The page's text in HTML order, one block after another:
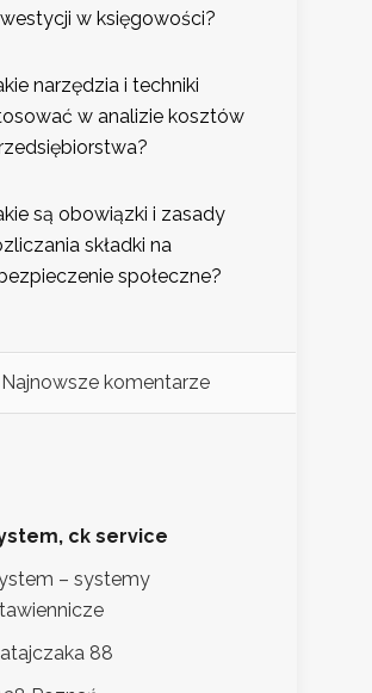
w księgowości?
narzędzia i techniki
w analizie kosztów
są obowiązki i zasady
składki na
społeczne?
Najnowsze komentarze
ck service
– systemy
88